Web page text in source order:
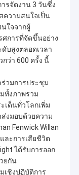
รจัดงาน 3 วันซึ่ง
ความสนใจเป็น
ใจจากผู้
การที่จัดขึ้นอย่าง
บสูงตลอดเวลา
ว่า 600 ครั้ง นี้
วมการประชุม
ทั้งภาพรวม
เด็นทั่วโลกเพิ่ม
งมอบด้วยความ
Fenwick Willan
ละการเสียชีวิต
ได้รับการออก
ยกัน
เชิงปฏิบัติการ